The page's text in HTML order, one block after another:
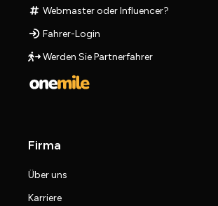
Webmaster oder Influencer?
Fahrer-Login
Werden Sie Partnerfahrer
Firma
Über uns
Karriere